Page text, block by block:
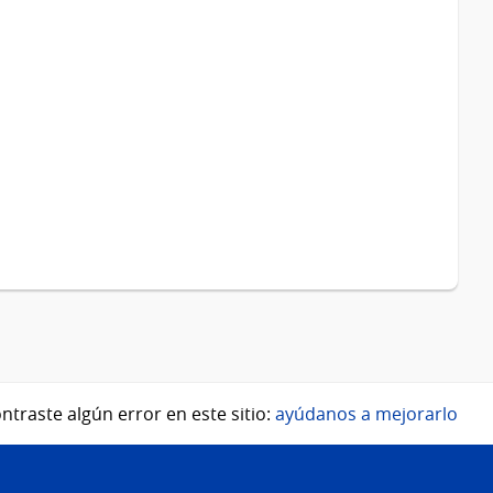
algún error en este sitio: ayúdanos a mejorarlo